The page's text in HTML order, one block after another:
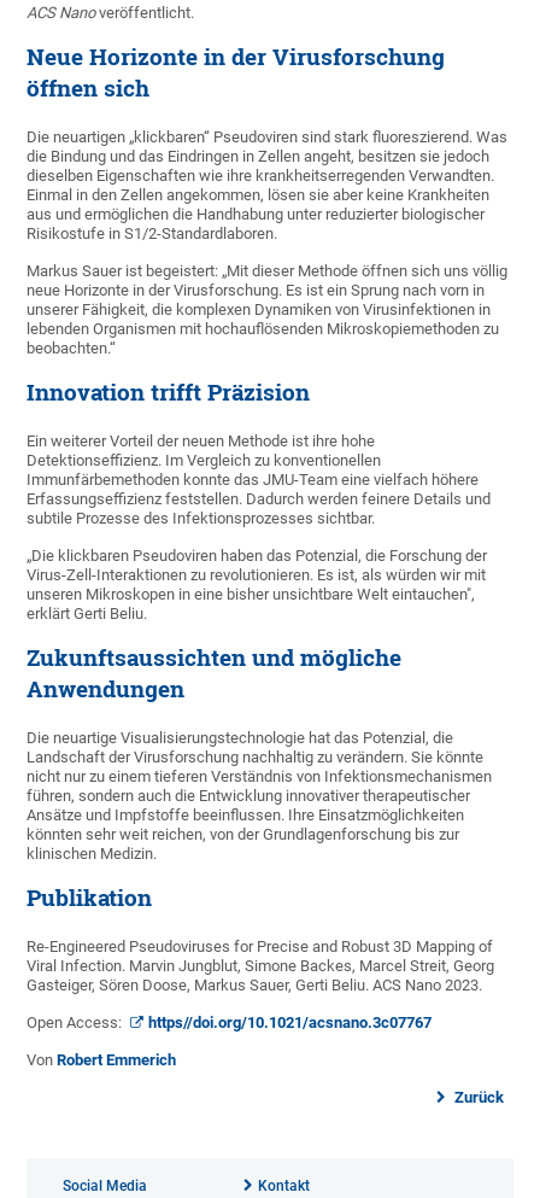
ACS Nanoveröffentlicht.
Neue Horizonte in der Virusforschung
öffnen sich
Die neuartigen „klickbaren“ Pseudoviren sind stark fluoreszierend. Was
die Bindung und das Eindringen in Zellen angeht, besitzen sie jedoch
dieselben Eigenschaften wie ihre krankheitserregenden Verwandten.
Einmal in den Zellen angekommen, lösen sie aber keine Krankheiten
aus und ermöglichen die Handhabung unter reduzierter biologischer
Risikostufe in S1/2-Standardlaboren.
Markus Sauer ist begeistert: „Mit dieser Methode öffnen sich uns völlig
neue Horizonte in der Virusforschung. Es ist ein Sprung nach vorn in
unserer Fähigkeit, die komplexen Dynamiken von Virusinfektionen in
lebenden Organismen mit hochauflösenden Mikroskopiemethoden zu
beobachten.“
Innovation trifft Präzision
Ein weiterer Vorteil der neuen Methode ist ihre hohe
Detektionseffizienz. Im Vergleich zu konventionellen
Immunfärbemethoden konnte das JMU-Team eine vielfach höhere
Erfassungseffizienz feststellen. Dadurch werden feinere Details und
subtile Prozesse des Infektionsprozesses sichtbar.
„Die klickbaren Pseudoviren haben das Potenzial, die Forschung der
Virus-Zell-Interaktionen zu revolutionieren. Es ist, als würden wir mit
unseren Mikroskopen in eine bisher unsichtbare Welt eintauchen",
erklärt Gerti Beliu.
Zukunftsaussichten und mögliche
Anwendungen
Die neuartige Visualisierungstechnologie hat das Potenzial, die
Landschaft der Virusforschung nachhaltig zu verändern. Sie könnte
nicht nur zu einem tieferen Verständnis von Infektionsmechanismen
führen, sondern auch die Entwicklung innovativer therapeutischer
Ansätze und Impfstoffe beeinflussen. Ihre Einsatzmöglichkeiten
könnten sehr weit reichen, von der Grundlagenforschung bis zur
klinischen Medizin.
Publikation
Re-Engineered Pseudoviruses for Precise and Robust 3D Mapping of
Viral Infection. Marvin Jungblut, Simone Backes, Marcel Streit, Georg
Gasteiger, Sören Doose, Markus Sauer, Gerti Beliu. ACS Nano 2023.
Open Access: https//doi.org/10.1021/acsnano.3c07767
VonRobert Emmerich
Zurück
Social Media Kontakt